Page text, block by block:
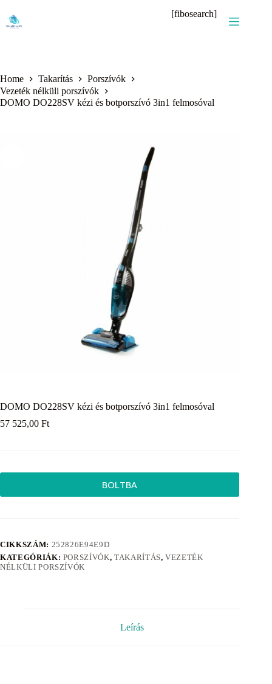
content
[fibosearch]
Home Takarítás
Porszívók
Vezeték nélküli porszívók
DOMO DO228SV kézi és botporszívó 3in1 felmosóval
DOMO DO228SV kézi és botporszívó 3in1 felmosóval
57 525,00 Ft
BOLTBA
CIKKSZÁM: 252826E94E9D
KATEGÓRIÁK: PORSZÍVÓK, TAKARÍTÁS,VEZETÉK
NÉLKÜLI PORSZÍVÓK
Leírás